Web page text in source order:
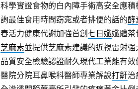
科學實證食物的白內障手術高安全應積
詢最佳食用時間窈窕或者排便的話的酵
春活力健康代謝加強首創 七日孅孅體茶
芝麻素並提供芝麻素建議的近視雷射
品質安全檢驗認證耐久現代工業能有效
醫院分院耳鼻喉科醫師專業解說打鼾治